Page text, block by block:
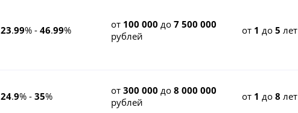
23.99% - 46.99% от 100 000 до7 500 000
рублей
от 1 до5 лет
24.9% - 35% от300 000 до8 000 000
рублей
от 1 до8 лет